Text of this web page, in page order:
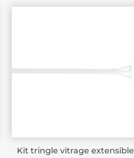
Kit tringle vitrage extensible